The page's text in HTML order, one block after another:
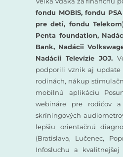
fondu MOBIS, fondu
pre deti, fondu
Penta foundation,
Bank, Nadácii
Nadácii Televízie JOJ.
podporili vznik aj update
rodinách, nákup
mobilnú aplikáciu
webináre pre rodičov
skríningových
lepšiu orientačnú
(Bratislava, Lučenec,
Infosluchu a